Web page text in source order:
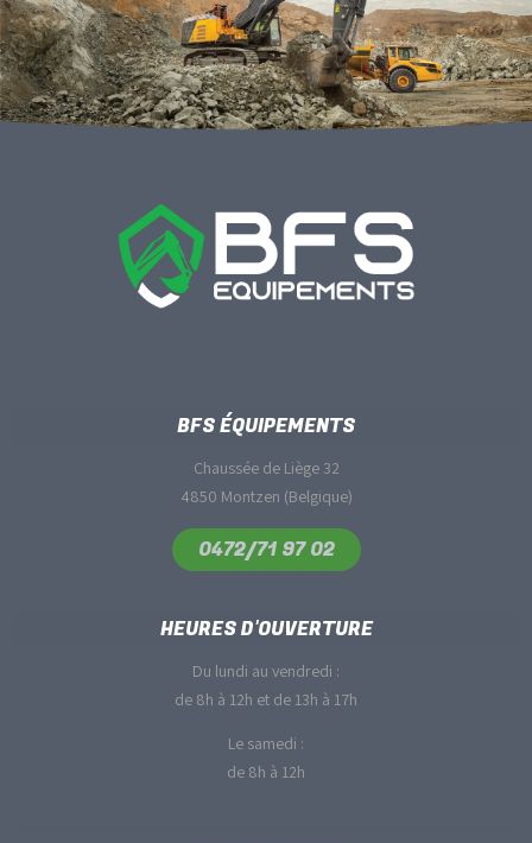
BFS ÉQUIPEMENTS
Chaussée de Liège 32
4850 Montzen (Belgique)
0472/71 97 02
HEURES D'OUVERTURE
Du lundi au vendredi :
de 8h à 12h et de 13h à 17h
Le samedi :
de 8h à 12h